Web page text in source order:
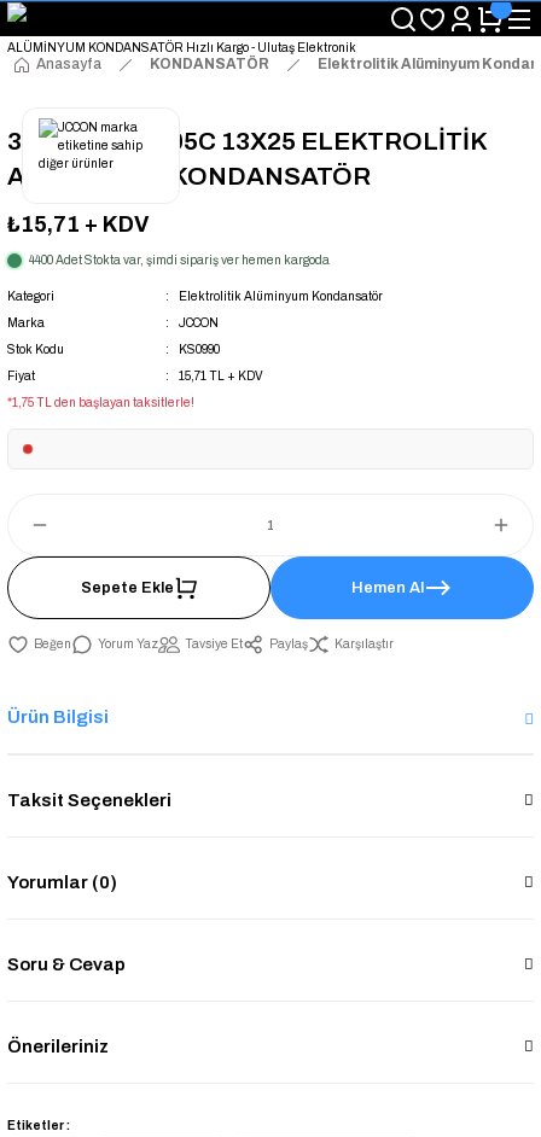
"Saat 14:00'a Kadar Verilen Siparişlerde Aynı Gün Kargo Avantajı!
"Binlerce Ürün Çeşitliliği ile Stoktan Hemen Teslim."
"Toptan Fiyatına Perakende Satış Avantajını Kaçırmayın!"
Anasayfa KONDANSATÖR Elektrolitik Alüminyum
3300UF 25V 105C 13X25 ELEKTROLİTİK
ALÜMİNYUM KONDANSATÖR
₺15,71 + KDV
4400 Adet Stokta var, şimdi sipariş ver hemen kargoda
Kategori
Elektrolitik Alüminyum Kondansatör
Marka
JCCON
Stok Kodu
KS0990
Fiyat
15,71 TL + KDV
*1,75 TL den başlayan taksitlerle!
Sepete Ekle Hemen Al
Yorum Yaz Tavsiye Et Paylaş Karşılaştır
Ürün Bilgisi
Taksit Seçenekleri
Yorumlar (0)
Soru & Cevap
Önerileriniz
Etiketler :